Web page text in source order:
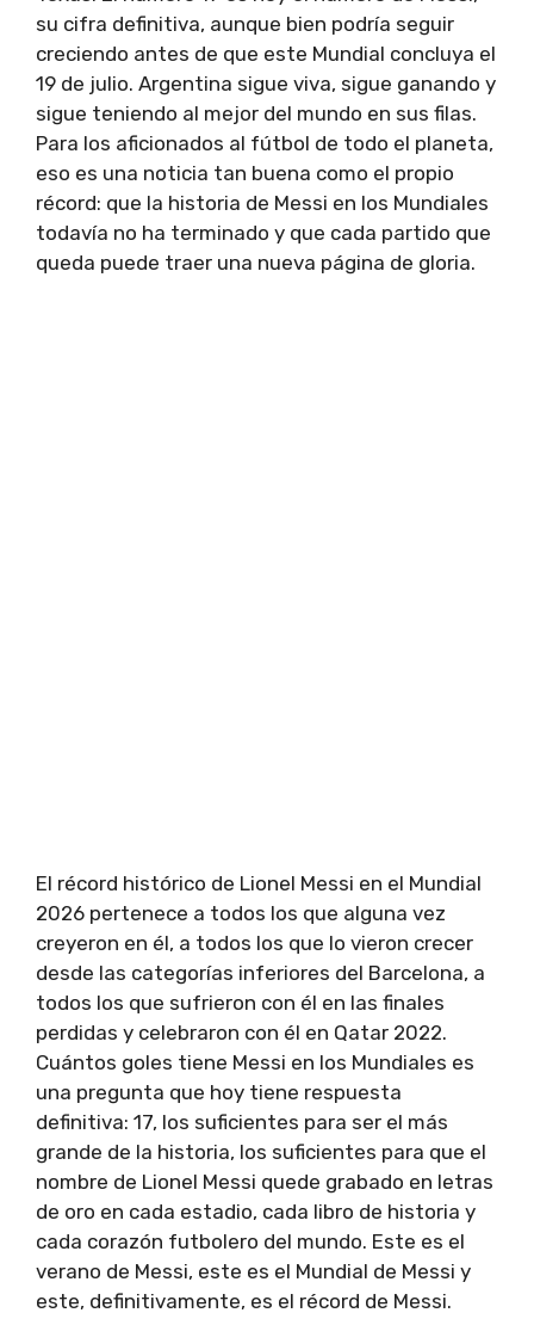
su cifra definitiva, aunque bien podría seguir
creciendo antes de que este Mundial concluya el
19 de julio. Argentina sigue viva, sigue ganando y
sigue teniendo al mejor del mundo en sus filas.
Para los aficionados al fútbol de todo el planeta,
eso es una noticia tan buena como el propio
récord: que la historia de Messi en los Mundiales
todavía no ha terminado y que cada partido que
queda puede traer una nueva página de gloria.
El récord histórico de Lionel Messi en el Mundial
2026 pertenece a todos los que alguna vez
creyeron en él, a todos los que lo vieron crecer
desde las categorías inferiores del Barcelona, a
todos los que sufrieron con él en las finales
perdidas y celebraron con él en Qatar 2022.
Cuántos goles tiene Messi en los Mundiales es
una pregunta que hoy tiene respuesta
definitiva: 17, los suficientes para ser el más
grande de la historia, los suficientes para que el
nombre de Lionel Messi quede grabado en letras
de oro en cada estadio, cada libro de historia y
cada corazón futbolero del mundo. Este es el
verano de Messi, este es el Mundial de Messi y
este, definitivamente, es el récord de Messi.